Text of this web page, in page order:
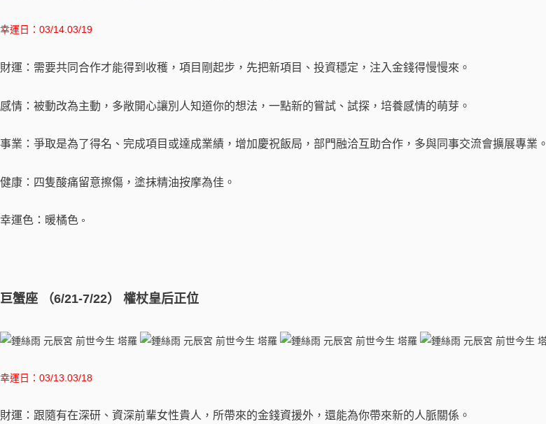
幸運日：03/14.03/19
財運：需要共同合作才能得到收穫，項目剛起步，先把新項目、投資穩定，注入金錢得慢慢來。
感情：被動改為主動，多敞開心讓別人知道你的想法，一點新的嘗試、試探，培養感情的萌芽。
事業：爭取是為了得名、完成項目或達成業績，增加慶祝飯局，部門融洽互助合作，多與同事交流會擴展專業。
健康：四隻酸痛留意擦傷，塗抹精油按摩為佳。
幸運色：暖橘色 。
巨蟹座 （6/21-7/22） 權杖皇后正位
幸運日：03/13.03/18
財運：跟隨有在深研、資深前輩女性貴人，所帶來的金錢資援外，還能為你帶來新的人脈關係。